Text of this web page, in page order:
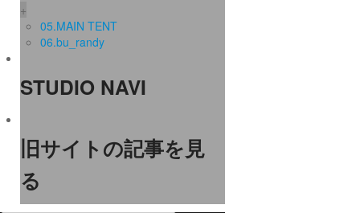
+
05.MAIN TENT
06.bu_randy
STUDIO NAVI
旧サイトの記事を見
る